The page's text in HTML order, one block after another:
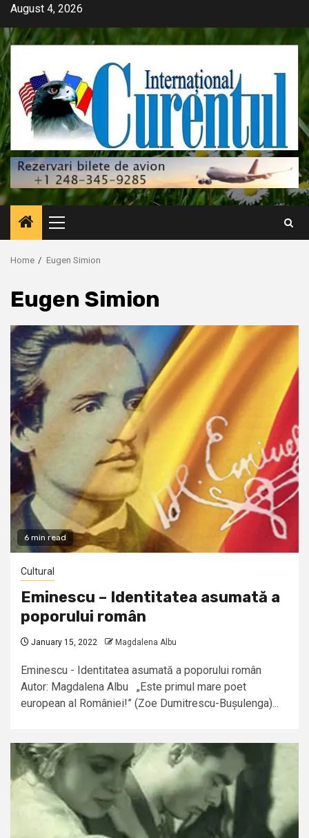
Skip
content
August 4, 2026
Primary
Menu
Home Eugen Simion
Eugen Simion
6 min read
Cultural
Eminescu – Identitatea asumată a
poporului român
January 15, 2022 Magdalena Albu
Eminescu - Identitatea asumată a poporului român
Autor: Magdalena Albu „Este primul mare poet
european al României!” (Zoe Dumitrescu-Bușulenga)...